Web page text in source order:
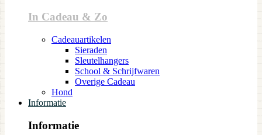
In Cadeau & Zo
Cadeauartikelen
Sieraden
Sleutelhangers
School & Schrijfwaren
Overige Cadeau
Hond
Informatie
Informatie